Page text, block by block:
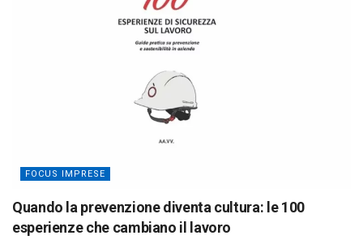
FOCUS IMPRESE
Quando la prevenzione diventa cultura: le 100
esperienze che cambiano il lavoro